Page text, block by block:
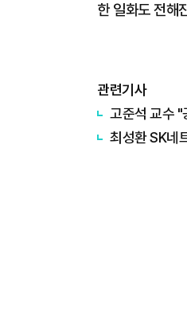
한 일화도 전해
관련기사
고준석 교수 "
최성환 SK네